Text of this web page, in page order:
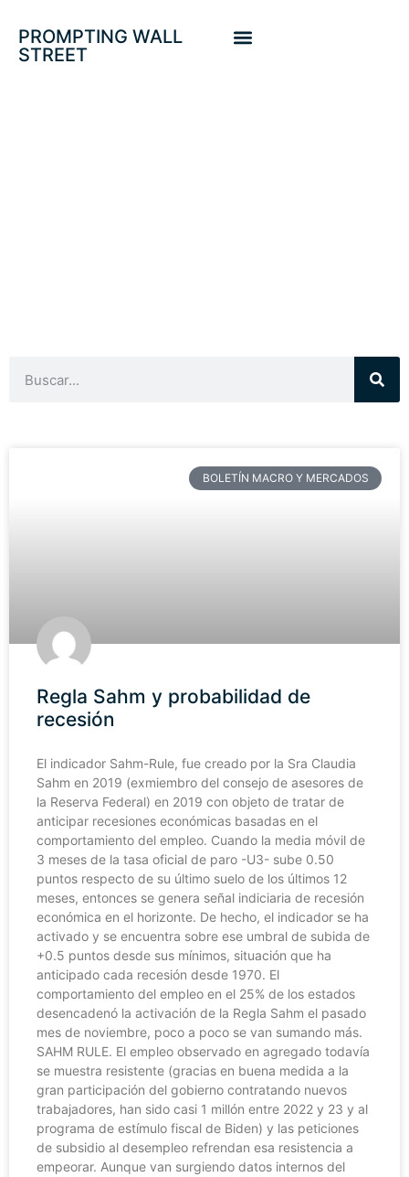
PROMPTING WALL
STREET
BOLETÍN MACRO Y MERCADOS
Regla Sahm y probabilidad de
recesión
El indicador Sahm-Rule, fue creado por la Sra Claudia
Sahm en 2019 (exmiembro del consejo de asesores de
la Reserva Federal) en 2019 con objeto de tratar de
anticipar recesiones económicas basadas en el
comportamiento del empleo. Cuando la media móvil de
3 meses de la tasa oficial de paro -U3- sube 0.50
puntos respecto de su último suelo de los últimos 12
meses, entonces se genera señal indiciaria de recesión
económica en el horizonte. De hecho, el indicador se ha
activado y se encuentra sobre ese umbral de subida de
+0.5 puntos desde sus mínimos, situación que ha
anticipado cada recesión desde 1970. El
comportamiento del empleo en el 25% de los estados
desencadenó la activación de la Regla Sahm el pasado
mes de noviembre, poco a poco se van sumando más.
SAHM RULE. El empleo observado en agregado todavía
se muestra resistente (gracias en buena medida a la
gran participación del gobierno contratando nuevos
trabajadores, han sido casi 1 millón entre 2022 y 23 y al
programa de estímulo fiscal de Biden) y las peticiones
de subsidio al desempleo refrendan esa resistencia a
empeorar. Aunque van surgiendo datos internos del